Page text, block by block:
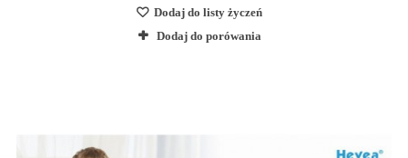
Dodaj do listy życzeń
Dodaj do porówania